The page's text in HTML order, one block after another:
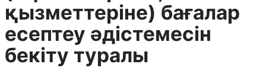
қызметтеріне) бағалар
есептеу әдістемесін
бекіту туралы